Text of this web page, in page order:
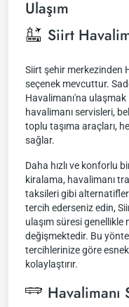
Ulaşım
Siirt
Siirt şehir merkezinden
seçenek mevcuttur.
Havalimanı'na ulaşmak
havalimanı servisleri,
toplu taşıma araçları,
sağlar.
Daha hızlı ve konforlu
kiralama, havalimanı
taksileri gibi
tercih ederseniz edin,
ulaşım süresi
değişmektedir. Bu
tercihlerinize göre
kolaylaştırır.
Havalimanı